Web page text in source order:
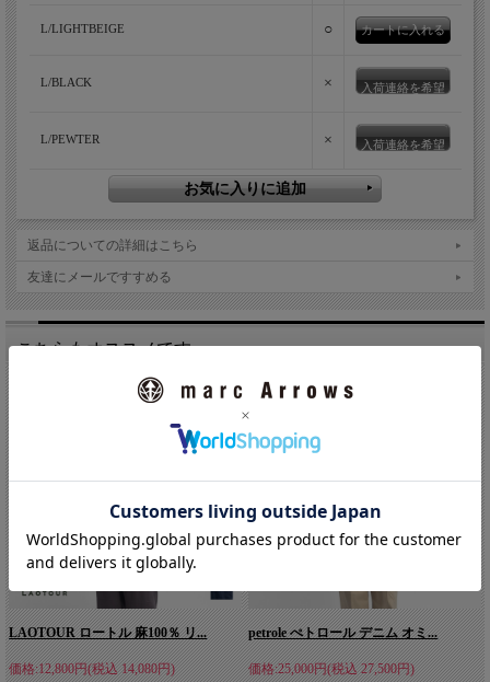
L/LIGHTBEIGE ○
L/BLACK × 入荷連絡を希望
L/PEWTER × 入荷連絡を希望
返品についての詳細はこちら
友達にメールですすめる
こちらもオススメです。
LAOTOUR ロートル 麻100％ リ...
価格:12,800円(税込 14,080円)
petrole ぺトロール デニム オミ...
価格:25,000円(税込 27,500円)